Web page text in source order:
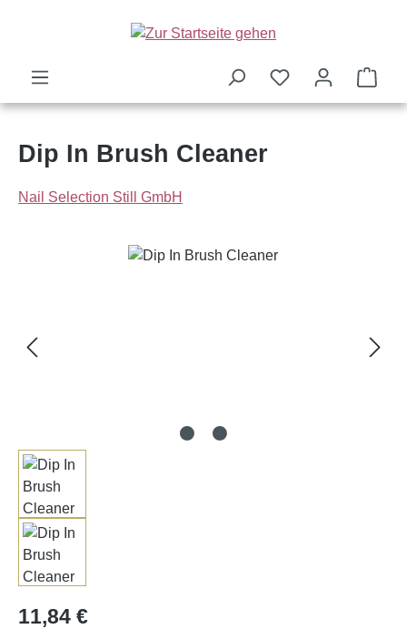
Zum Hauptinhalt springen
Dip In Brush Cleaner
Nail Selection Still GmbH
Bildergalerie überspringen
Regulärer Preis:
11,84 €